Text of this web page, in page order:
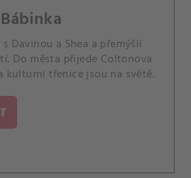
Davinou a Shea a přemýšlí
Do města přijede Coltonova
kulturní třenice jsou na světě.